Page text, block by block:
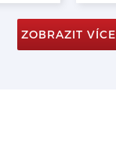
ZOBRAZIT VÍCE